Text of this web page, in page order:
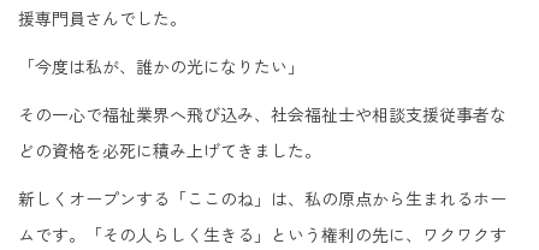
援専門員さんでした。
「今度は私が、誰かの光になりたい」
その一心で福祉業界へ飛び込み、社会福祉士や相談支援従事者な
どの資格を必死に積み上げてきました。
新しくオープンする「ここのね」は、私の原点から生まれるホー
ムです。「その人らしく生きる」という権利の先に、ワクワクす